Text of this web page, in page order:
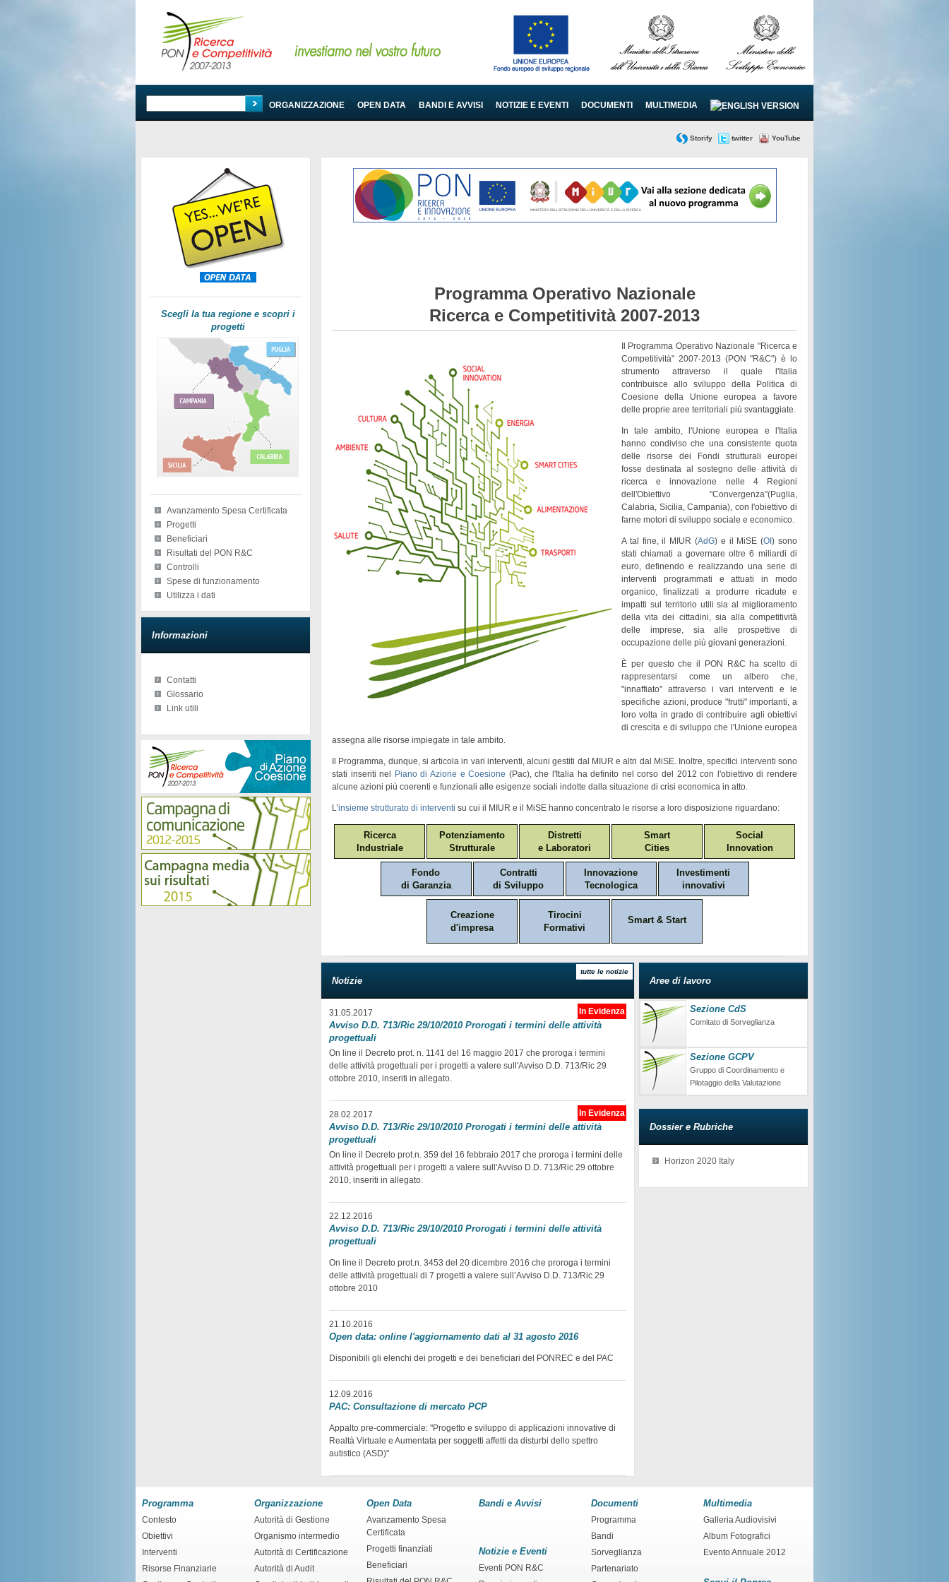
PROGRAMMA ORGANIZZAZIONE OPEN DATA BANDI E AVVISI NOTIZIE E EVENTI DOCUMENTI MULTIMEDIA
Storify twitter YouTube
Scegli la tua regione e scopri i
progetti
Avanzamento Spesa Certificata
Progetti
Beneficiari
Risultati del PON R&C
Controlli
Spese di funzionamento
Utilizza i dati
Informazioni
Contatti
Glossario
Link utili
Programma Operativo Nazionale
Ricerca e Competitività 2007-2013
Il Programma Operativo Nazionale "Ricerca e
Competitività" 2007-2013 (PON "R&C") è lo
strumento attraverso il quale l'Italia
contribuisce allo sviluppo della Politica di
Coesione della Unione europea a favore
delle proprie aree territoriali più svantaggiate.
In tale ambito, l'Unione europea e l'Italia
hanno condiviso che una consistente quota
delle risorse dei Fondi strutturali europei
fosse destinata al sostegno delle attività di
ricerca e innovazione nelle 4 Regioni
dell'Obiettivo "Convergenza"(Puglia,
Calabria, Sicilia, Campania), con l'obiettivo di
farne motori di sviluppo sociale e economico.
A tal fine, il MIUR (AdG) e il MiSE (OI) sono
stati chiamati a governareoltre 6 miliardi di
euro, definendo e realizzando una serie di
interventi programmati e attuati in modo
organico, finalizzati a produrre ricadute e
impatti sul territorio utili sia al miglioramento
della vita dei cittadini, sia alla competitività
delle imprese, sia alle prospettive di
occupazione delle più giovani generazioni.
È per questo che il PON R&C ha scelto di
rappresentarsi come un albero che,
"innaffiato" attraverso i variinterventi e le
specifiche azioni, produce "frutti" importanti, a
loro volta in grado di contribuire agli obiettivi
dicrescita e di sviluppo che l'Unione europea
assegna alle risorse impiegate in tale ambito.
Il Programma, dunque, si articola in vari interventi, alcuni gestiti dal MIUR e altri dal MiSE. Inoltre, specifici interventi sono
stati inseriti nel Piano di Azione e Coesione (Pac), che l'Italia ha definito nel corso del 2012 con l'obiettivo di rendere
alcune azioni più coerenti e funzionali alle esigenze sociali indotte dalla situazione di crisi economica in atto.
L'insieme strutturato di interventi su cui il MIUR e il MiSE hanno concentrato le risorse a loro disposizione riguardano:
Ricerca
Industriale
Potenziamento
Strutturale
Distretti
e Laboratori
Smart
Cities
Social
Innovation
Fondo
di Garanzia
Contratti
di Sviluppo
Innovazione
Tecnologica
Investimenti
innovativi
Creazione
d'impresa
Tirocini
Formativi
Smart & Start
tutte le notizie
Notizie
In Evidenza
31.05.2017
Avviso D.D. 713/Ric 29/10/2010 Prorogati i termini delle attività
progettuali
On line il Decreto prot. n. 1141 del 16 maggio 2017 che proroga i termini
delle attività progettuali per i progetti a valere sull'Avviso D.D. 713/Ric 29
ottobre 2010, inseriti in allegato.
In Evidenza
28.02.2017
Avviso D.D. 713/Ric 29/10/2010 Prorogati i termini delle attività
progettuali
On line il Decreto prot.n. 359 del 16 febbraio 2017 che proroga i termini delle
attività progettuali per i progetti a valere sull'Avviso D.D. 713/Ric 29 ottobre
2010, inseriti in allegato.
22.12.2016
Avviso D.D. 713/Ric 29/10/2010 Prorogati i termini delle attività
progettuali
On line il Decreto prot.n. 3453 del 20 dicembre 2016 che proroga i termini
delle attività progettuali di 7 progetti a valere sull’Avviso D.D. 713/Ric 29
ottobre 2010
21.10.2016
Open data: online l'aggiornamento dati al 31 agosto 2016
Disponibili gli elenchi dei progetti e dei beneficiari del PONREC e del PAC
12.09.2016
PAC: Consultazione di mercato PCP
Appalto pre-commerciale: "Progetto e sviluppo di applicazioni innovative di
Realtà Virtuale e Aumentata per soggetti affetti da disturbi dello spettro
autistico (ASD)"
Aree di lavoro
Sezione CdS
Comitato di Sorveglianza
Sezione GCPV
Gruppo di Coordinamento e
Pilotaggio della Valutazione
Dossier e Rubriche
Horizon 2020 Italy
Programma
Contesto
Obiettivi
Interventi
Risorse Finanziarie
Organizzazione
Autorità di Gestione
Organismo intermedio
Autorità di Certificazione
Autorità di Audit
Open Data
Avanzamento Spesa
Certificata
Progetti finanziati
Beneficiari
Bandi e Avvisi
Notizie e Eventi
Eventi PON R&C
Documenti
Programma
Bandi
Sorveglianza
Partenariato
Multimedia
Galleria Audiovisivi
Album Fotografici
Evento Annuale 2012